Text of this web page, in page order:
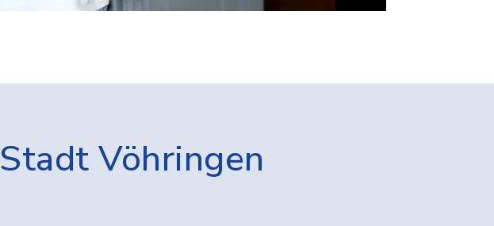
Stadt Vöhringen